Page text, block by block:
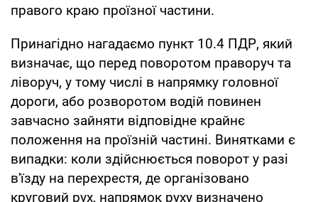
правого краю проїзної частини.
Принагідно нагадаємо пункт 10.4 ПДР, який
визначає, що перед поворотом праворуч та
ліворуч, у тому числі в напрямку головної
дороги, або розворотом водій повинен
завчасно зайняти відповідне крайнє
положення на проїзній частині. Винятками є
випадки: коли здійснюється поворот у разі
в'їзду на перехрестя, де організовано
круговий рух, напрямок руху визначено